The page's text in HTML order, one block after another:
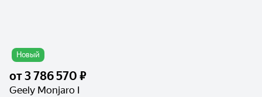
Новый
от3 786 570 ₽
Geely Monjaro I